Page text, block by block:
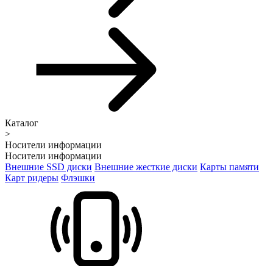
Каталог
>
Носители информации
Носители информации
Внешние SSD диски Внешние жесткие диски Карты памяти
Карт ридеры Флэшки